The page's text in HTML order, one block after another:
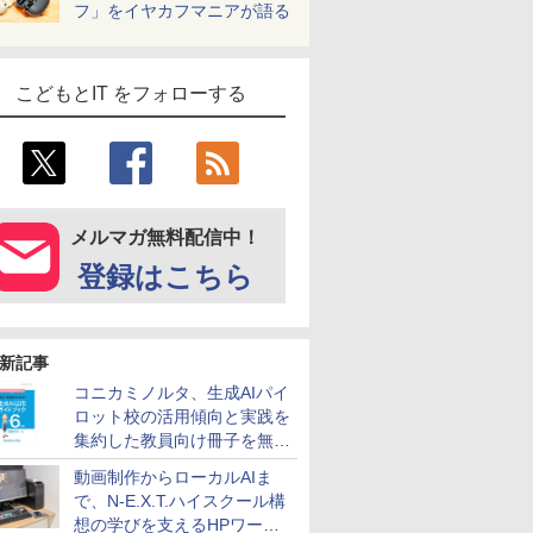
フ」をイヤカフマニアが語る
こどもとIT をフォローする
メルマガ無料配信中！
登録はこちら
記事
コニカミノルタ、生成AIパイ
ロット校の活用傾向と実践を
集約した教員向け冊子を無料
公開
動画制作からローカルAIま
で、N-E.X.T.ハイスクール構
想の学びを支えるHPワーク